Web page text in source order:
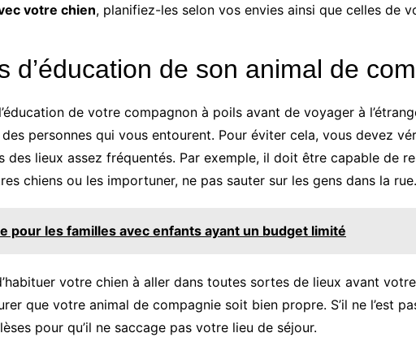
votre chien, planifiez-les selon vos envies ainsi que celles de
d’éducation de son animal de
de votre compagnon à poils avant de voyager à
personnes qui vous entourent. Pour éviter cela, vous devez
des lieux assez fréquentés. Par exemple, il doit être capable de
chiens ou les importuner, ne pas sauter sur les gens dans la
pour les familles avec enfants ayant un budget limité
votre chien à aller dans toutes sortes de lieux avant votre
que votre animal de compagnie soit bien propre. S’il ne l’est
pour qu’il ne saccage pas votre lieu de séjour.